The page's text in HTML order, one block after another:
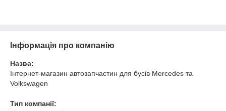
Інформація про компанію
Назва:
Інтернет-магазин автозапчастин для бусів Mercedes та
Volkswagen
Тип компанії: